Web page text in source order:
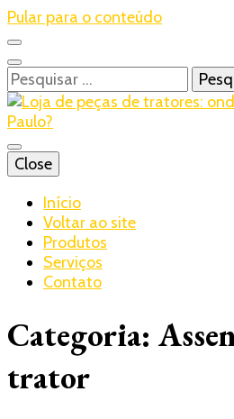
Pular para o conteúdo
Pesquisar
por:
Realtrac
Blog – Realtrac
Close
Início
Voltar ao site
Produtos
Serviços
Contato
Categoria:
trator